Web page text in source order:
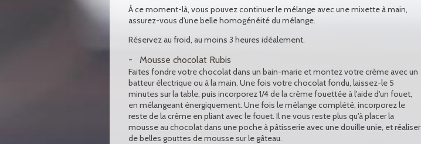
À ce moment-là, vous pouvez continuer le mélange avec une mixette à main,
assurez-vous d'une belle homogénéité du mélange.
Réservez au froid, au moins 3 heures idéalement.
Mousse chocolat Rubis
Faites fondre votre chocolat dans un bain-marie et montez votre crème avec un
batteur électrique ou à la main. Une fois votre chocolat fondu, laissez-le 5
minutes sur la table, puis incorporez 1/4 de la crème fouettée à l'aide d'un fouet,
en mélangeant énergiquement. Une fois le mélange complété, incorporez le
reste de la crème en pliant avec le fouet. Il ne vous reste plus qu'à placer la
mousse au chocolat dans une poche à pâtisserie avec une douille unie, et réaliser
de belles gouttes de mousse sur le gâteau.